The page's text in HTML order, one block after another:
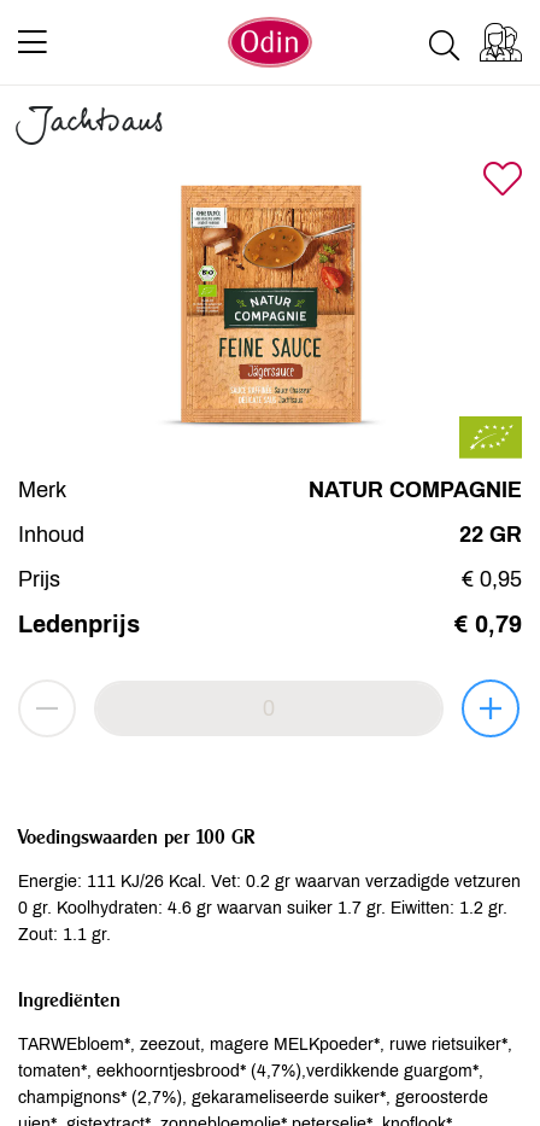
Jachtsaus
Merk
NATUR COMPAGNIE
Inhoud
22 GR
Prijs
€ 0,95
Ledenprijs € 0,79
Voedingswaarden per 100 GR
Energie: 111 KJ/26 Kcal. Vet: 0.2 gr waarvan verzadigde vetzuren
0 gr. Koolhydraten: 4.6 gr waarvan suiker 1.7 gr. Eiwitten: 1.2 gr.
Zout: 1.1 gr.
Ingrediënten
TARWEbloem*, zeezout, magere MELKpoeder*, ruwe rietsuiker*,
tomaten*, eekhoorntjesbrood* (4,7%),verdikkende guargom*,
champignons* (2,7%), gekarameliseerde suiker*, geroosterde